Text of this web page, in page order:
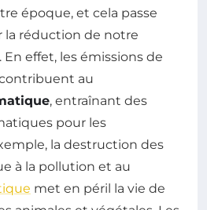
époque, et cela passe
la réduction de notre
effet, les émissions de
au
, entraînant des
pour les
la destruction des
à la pollution et au
met en péril la vie de